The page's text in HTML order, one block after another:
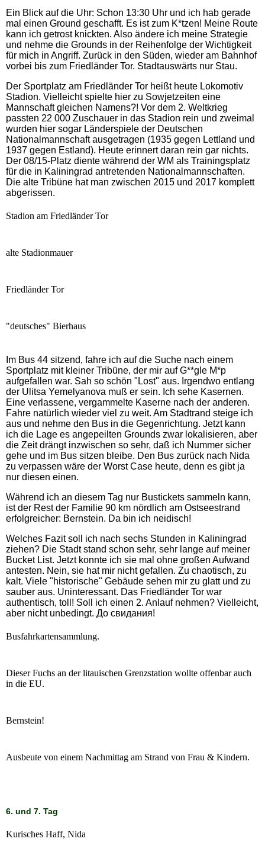
Ein Blick auf die Uhr: Schon 13:30 Uhr und ich hab gerade
mal einen Ground geschafft. Es ist zum K*tzen! Meine Route
kann ich getrost knickten. Also ändere ich meine Strategie
und nehme die Grounds in der Reihenfolge der Wichtigkeit
für mich in Angriff. Zurück in den Süden, wieder am Bahnhof
vorbei bis zum Friedländer Tor. Stadtauswärts nur Stau.
Der Sportplatz am Friedländer Tor heißt heute Lokomotiv
Stadion. Vielleicht spielte hier zu Sowjetzeiten eine
Mannschaft gleichen Namens?! Vor dem 2. Weltkrieg
passten 22 000 Zuschauer in das Stadion rein und zweimal
wurden hier sogar Länderspiele der Deutschen
Nationalmannschaft ausgetragen (1935 gegen Lettland und
1937 gegen Estland). Heute erinnert daran rein gar nichts.
Der 08/15-Platz diente während der WM als Trainingsplatz
für die in Kaliningrad antretenden Nationalmannschaften.
Die alte Tribüne hat man zwischen 2015 und 2017 komplett
abgerissen.
Stadion am Friedländer Tor
alte Stadionmauer
Friedländer Tor
"deutsches" Bierhaus
Im Bus 44 sitzend, fahre ich auf die Suche nach einem
Sportplatz mit kleiner Tribüne, der mir auf G**gle M*p
aufgefallen war. Sah so schön "Lost" aus. Irgendwo entlang
der Ulitsa Yemelyanova muß er sein. Ich sehe Kasernen.
Eine verlassene, vergammelte Kaserne nach der anderen.
Fahre natürlich wieder viel zu weit. Am Stadtrand steige ich
aus und nehme den Bus in die Gegenrichtung. Jetzt kann
ich die Lage es angepeilten Grounds zwar lokalisieren, aber
die Zeit drängt inzwischen so sehr, daß ich Nummer sicher
gehe und im Bus sitzen bleibe. Den Bus zurück nach Nida
zu verpassen wäre der Worst Case heute, denn es gibt ja
nur diesen einen.
Während ich an diesem Tag nur Bustickets sammeln kann,
ist der Rest der Familie 90 km nördlich am Ostseestrand
erfolgreicher: Bernstein. Da bin ich neidisch!
Welches Fazit soll ich nach sechs Stunden in Kaliningrad
ziehen? Die Stadt stand schon sehr, sehr lange auf meiner
Bucket List. Jetzt konnte ich sie mal ohne großen Aufwand
antesten. Nein, sie hat mir nicht gefallen. Zu chaotisch, zu
kalt. Viele "historische" Gebäude sehen mir zu glatt und zu
sauber aus. Uninteressant. Das Friedländer Tor war
authentisch, toll! Soll ich einen 2. Anlauf nehmen? Vielleicht,
aber nicht unbedingt. До свидания!
Busfahrkartensammlung.
Dieser Fuchs an der litauischen Grenzstation wollte offenbar auch
in die EU.
Bernstein!
Ausbeute von einem Nachmittag am Strand von Frau & Kindern.
6. und 7. Tag
Kurisches Haff, Nida